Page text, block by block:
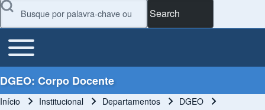
Search
Main Menu
Toggle main menu
DGEO: Corpo Docente
Início Institucional Departamentos
DGEO